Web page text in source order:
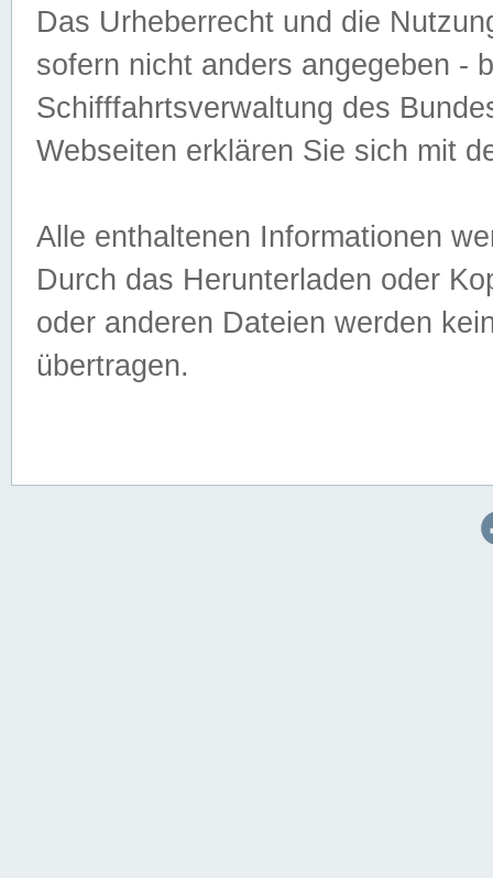
Das Urheberrecht und die
sofern nicht anders angegeben -
Schifffahrtsverwaltung des
Webseiten erklären Sie sich mit
Alle enthaltenen Informationen
Durch das Herunterladen oder
oder anderen Dateien werden
übertragen.